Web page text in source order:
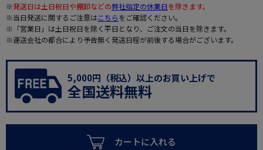
※発送日は土日祝日や棚卸などの弊社指定の休業日を除きます。
※当日発送に関するご注意はこちらをご確認ください。
※「営業日」は土日祝日を除く平日となり、ご注文の当日を除きます。
※運送会社の都合により予告無く発送日程が前後する場合がございます。
5,000円（税込）以上のお買い上げで
全国送料無料
カートに入れる